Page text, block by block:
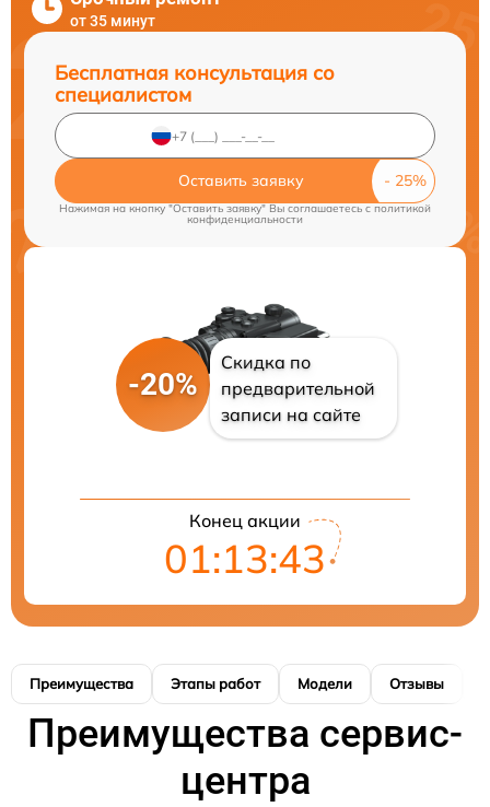
от 35 минут
Бесплатная консультация со
специалистом
Оставить заявку
Нажимая на кнопку "Оставить заявку" Вы соглашаетесь cполитикой
конфиденциальности
-20%
Скидка по
предварительной
записи на сайте
Конец акции
01:13:43
Преимущества Этапы работ Модели Отзывы
Преимущества сервис-
центра